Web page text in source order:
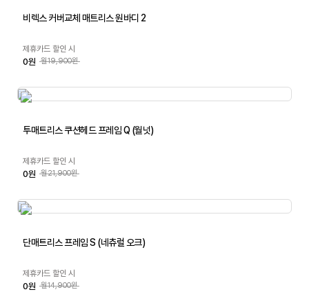
비렉스 커버교체 매트리스 원바디 2
제휴카드 할인 시
0원 월19,900원
투매트리스 쿠션헤드 프레임 Q (월넛)
제휴카드 할인 시
0원 월21,900원
단매트리스 프레임 S (네츄럴 오크)
제휴카드 할인 시
0원 월14,900원